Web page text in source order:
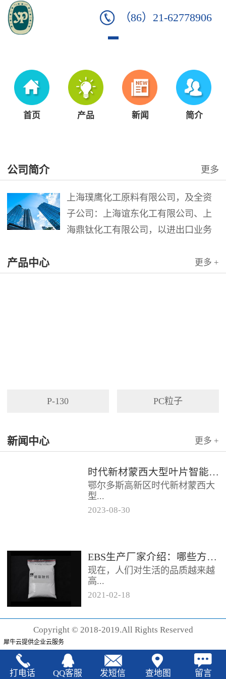
（86）21-62778906
首页 产品 新闻 简介
公司简介 更多
上海璞鹰化工原料有限公司，及全资
子公司：上海谊东化工有限公司、上
海鼎钛化工有限公司，以进出口业务
品。公司以其灵活的市场对策和创造
产品中心 更多 +
P-130 PC粒子
新闻中心 更多 +
时代新材蒙西大型叶片智能制造基地项目开工
鄂尔多斯高新区时代新材蒙西大
型...
分为...
2023-08-30
EBS生产厂家‍介绍：哪些方法可以验证EBS的润滑效果
现在，人们对生活的品质越来越
高...
声也越来越强烈，很多厂家在利
2021-02-18
Copyright © 2018-2019.All Rights Reserved
犀牛云提供企业云服务
打电话 QQ客服 发短信 查地图 留言